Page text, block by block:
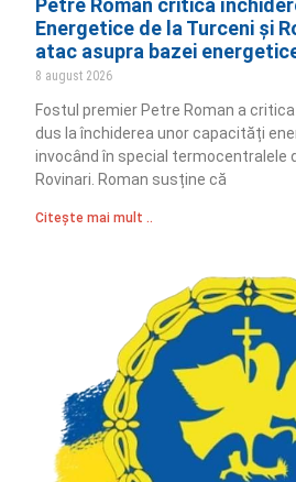
Petre Roman critică
Energetice de la Turceni și
atac asupra bazei
8 august 2026
Fostul premier Petre Roman a
dus la închiderea unor capacități
invocând în special termocentralele
Rovinari. Roman susține că
Citește mai mult ..